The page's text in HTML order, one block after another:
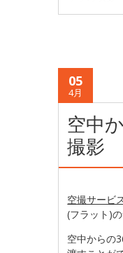
05
4月
空中
撮影
空撮サービ
(フラット)
空中からの